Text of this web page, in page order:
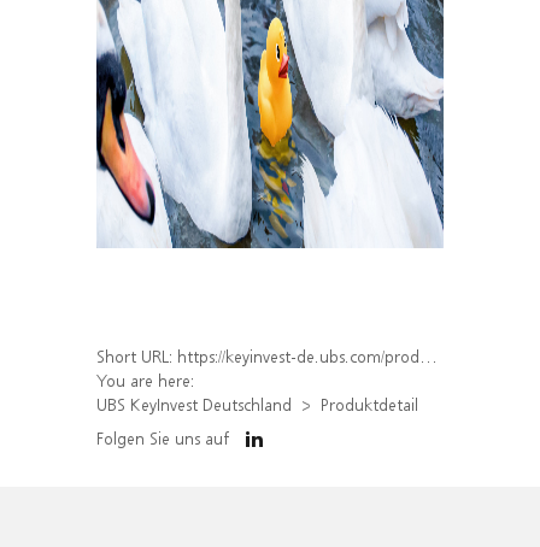
Short URL: https://keyinvest-de.ubs.com/produkt/detail/index/isin/DE000WA5A0G0
You are here:
UBS KeyInvest Deutschland
Produktdetail
Folgen Sie uns auf